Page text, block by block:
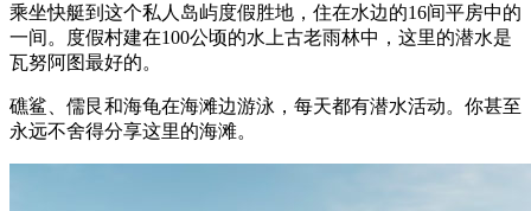
乘坐快艇到这个私人岛屿度假胜地，住在水边的16间平房中的
一间。度假村建在100公顷的水上古老雨林中，这里的潜水是
瓦努阿图最好的。
礁鲨、儒艮和海龟在海滩边游泳，每天都有潜水活动。你甚至
永远不舍得分享这里的海滩。